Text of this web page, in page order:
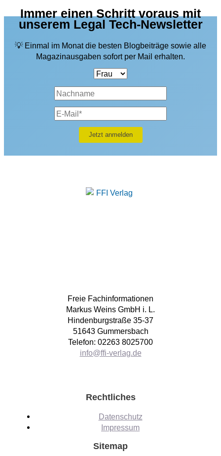
Immer einen Schritt voraus mit
unserem Legal Tech-Newsletter
💡 Einmal im Monat die besten Blogbeiträge sowie alle
Magazinausgaben sofort per Mail erhalten.
Freie Fachinformationen
Markus Weins GmbH i. L.
Hindenburgstraße 35-37
51643 Gummersbach
Telefon: 02263 8025700
info@ffi-verlag.de
Rechtliches
Datenschutz
Impressum
Sitemap